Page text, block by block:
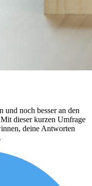
und noch besser an den
dieser kurzen Umfrage
deine Antworten